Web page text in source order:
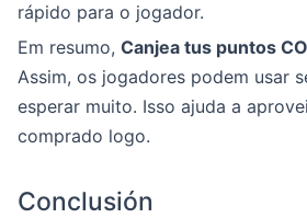
rápido para o jogador.
Em resumo, Canjea tus puntos
Assim, os jogadores podem usar
esperar muito. Isso ajuda a
comprado logo.
Conclusión